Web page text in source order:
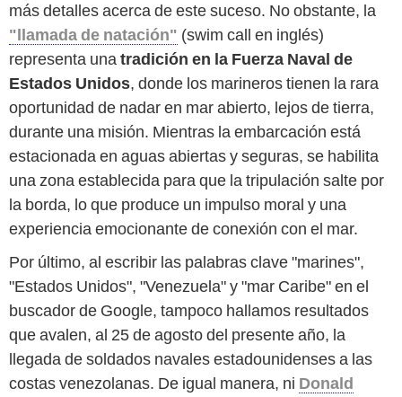
más detalles acerca de este suceso. No obstante, la
"llamada de natación" (swim call en inglés)
representa unatradición en la Fuerza Naval de
Estados Unidos, donde los marineros tienen la rara
oportunidad de nadar en mar abierto, lejos de tierra,
durante una misión. Mientras la embarcación está
estacionada en aguas abiertas y seguras, se habilita
una zona establecida para que la tripulación salte por
la borda, lo que produce un impulso moral y una
experiencia emocionante de conexión con el mar.
Por último, al escribir las palabras clave "marines",
"Estados Unidos", "Venezuela" y "mar Caribe" en el
buscador de Google, tampoco hallamos resultados
que avalen, al 25 de agosto del presente año, la
llegada de soldados navales estadounidenses a las
costas venezolanas. De igual manera, ni Donald